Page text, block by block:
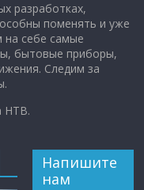
разработках,
поменять и уже
себе самые
бытовые приборы,
Следим за
НТВ.
Напишите
нам